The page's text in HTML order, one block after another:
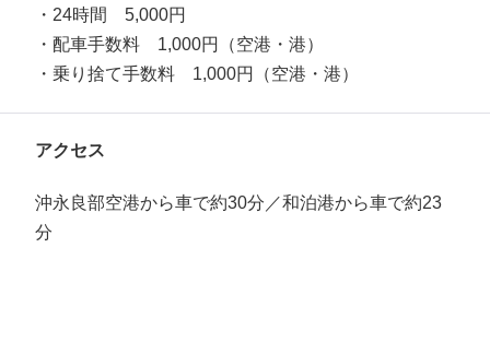
・24時間 5,000円
・配車手数料 1,000円（空港・港）
・乗り捨て手数料 1,000円（空港・港）
アクセス
沖永良部空港から車で約30分／和泊港から車で約23
分